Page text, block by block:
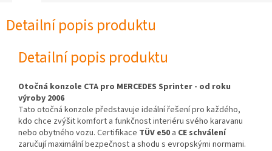
Detailní popis produktu
Detailní popis produktu
Otočná konzole CTA pro MERCEDES Sprinter - od roku
výroby 2006
Tato otočná konzole představuje ideální řešení pro každého,
kdo chce zvýšit komfort a funkčnost interiéru svého karavanu
nebo obytného vozu. Certifikace TÜV e50 a CE schválení
zaručují maximální bezpečnost a shodu s evropskými normami.